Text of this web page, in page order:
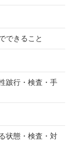
できること
跛行・検査・手
状態・検査・対